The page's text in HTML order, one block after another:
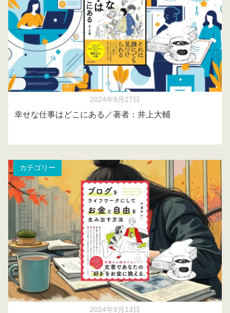
2024年9月27日
幸せな仕事はどこにある／著者：井上大輔
カテゴリー
2024年9月13日